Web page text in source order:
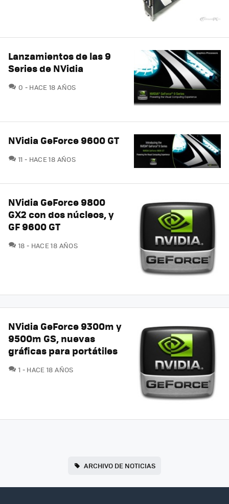
Lanzamientos de las 9
Series de NVidia
0 COMENTARIOS
HACE 18 AÑOS
NVidia GeForce 9600 GT
11 COMENTARIOS
HACE 18 AÑOS
NVidia GeForce 9800
GX2 con dos núcleos, y
GF 9600 GT
18 COMENTARIOS
HACE 18 AÑOS
NVidia GeForce 9300m y
9500m GS, nuevas
gráficas para portátiles
1 COMENTARIOS
HACE 18 AÑOS
ARCHIVO DE NOTICIAS